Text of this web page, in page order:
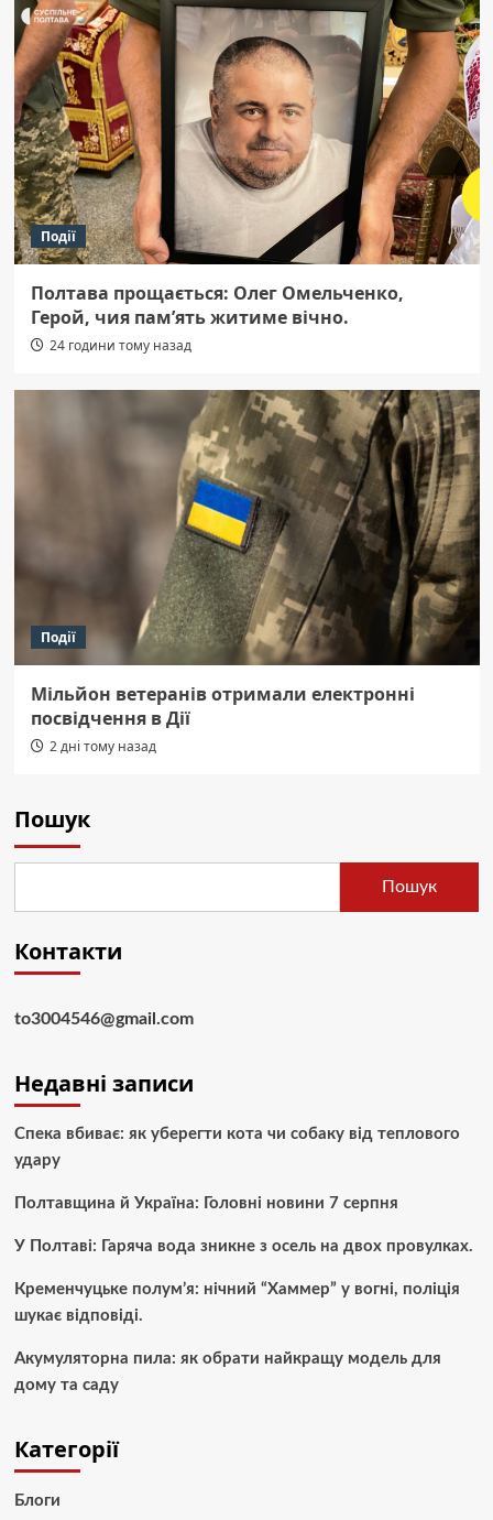
Події
Полтава прощається: Олег Омельченко,
Герой, чия пам’ять житиме вічно.
24 години тому назад
Події
Мільйон ветеранів отримали електронні
посвідчення в Дії
2 дні тому назад
Пошук
Пошук
Контакти
to3004546@gmail.com
Недавні записи
Спека вбиває: як уберегти кота чи собаку від теплового
удару
Полтавщина й Україна: Головні новини 7 серпня
У Полтаві: Гаряча вода зникне з осель на двох провулках.
Кременчуцьке полум’я: нічний “Хаммер” у вогні, поліція
шукає відповіді.
Акумуляторна пила: як обрати найкращу модель для
дому та саду
Категорії
Блоги